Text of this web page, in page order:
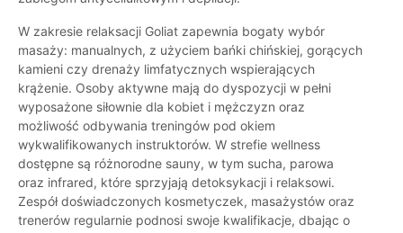
W zakresie relaksacji Goliat zapewnia bogaty wybór
masaży: manualnych, z użyciem bańki chińskiej, gorących
kamieni czy drenaży limfatycznych wspierających
krążenie. Osoby aktywne mają do dyspozycji w pełni
wyposażone siłownie dla kobiet i mężczyzn oraz
możliwość odbywania treningów pod okiem
wykwalifikowanych instruktorów. W strefie wellness
dostępne są różnorodne sauny, w tym sucha, parowa
oraz infrared, które sprzyjają detoksykacji i relaksowi.
Zespół doświadczonych kosmetyczek, masażystów oraz
trenerów regularnie podnosi swoje kwalifikacje, dbając o